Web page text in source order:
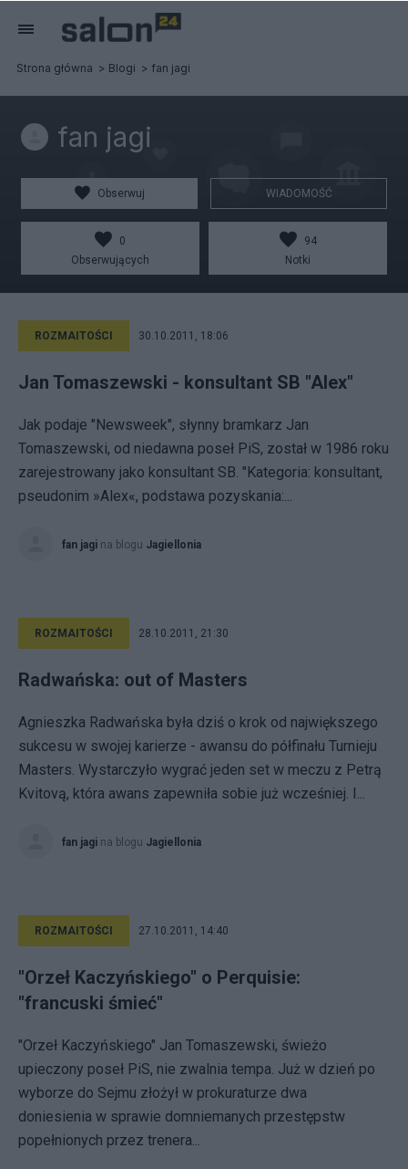
Strona główna Blogi fan jagi
fan jagi
Obserwuj WIADOMOŚĆ
0
Obserwujących
94
Notki
ROZMAITOŚCI 30.10.2011, 18:06
Jan Tomaszewski - konsultant SB "Alex"
Jak podaje "Newsweek", słynny bramkarz Jan
Tomaszewski, od niedawna poseł PiS, został w 1986 roku
zarejestrowany jako konsultant SB. "Kategoria: konsultant,
pseudonim »Alex«, podstawa pozyskania:...
fan jagi na blogu Jagiellonia
ROZMAITOŚCI 28.10.2011, 21:30
Radwańska: out of Masters
Agnieszka Radwańska była dziś o krok od największego
sukcesu w swojej karierze - awansu do półfinału Turnieju
Masters. Wystarczyło wygrać jeden set w meczu z Petrą
Kvitovą, która awans zapewniła sobie już wcześniej. I...
fan jagi na blogu Jagiellonia
ROZMAITOŚCI 27.10.2011, 14:40
"Orzeł Kaczyńskiego" o Perquisie:
"francuski śmieć"
"Orzeł Kaczyńskiego" Jan Tomaszewski, świeżo
upieczony poseł PiS, nie zwalnia tempa. Już w dzień po
wyborze do Sejmu złożył w prokuraturze dwa
doniesienia w sprawie domniemanych przestępstw
popełnionych przez trenera...